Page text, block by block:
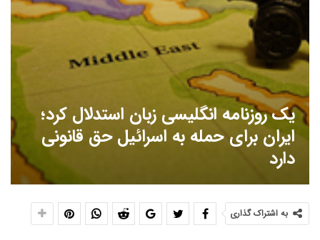
یک روزنامه انگلیسی زبان استدلال کرد؛
ایران برای حمله به اسرائیل حق قانونی
دارد
به اشتراک گذاری